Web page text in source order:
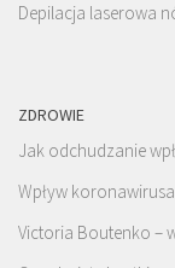
Depilacja laserowa
ZDROWIE
Jak odchudzanie
Wpływ
Victoria Boutenko –